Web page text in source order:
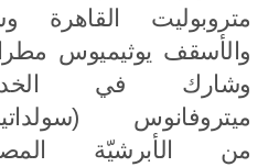
متروبوليت القاهرة
والأسقف يوثيميوس
وشارك في
ميتروفانوس
من الأبرشيّة